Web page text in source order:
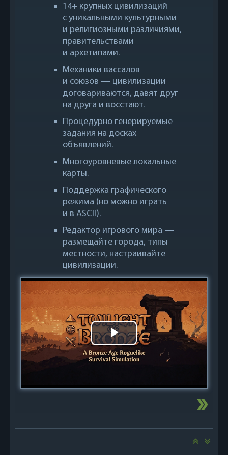
14+ крупных цивилизаций
с уникальными культурными
и религиозными различиями,
правительствами
и архетипами.
Механики вассалов
и союзов — цивилизации
договариваются, давят друг
на друга и восстают.
Процедурно генерируемые
задания на досках
объявлений.
Многоуровневые локальные
карты.
Поддержка графического
режима (но можно играть
и в ASCII).
Редактор игрового мира —
размещайте города, типы
местности, настраивайте
цивилизации.
Play
Video